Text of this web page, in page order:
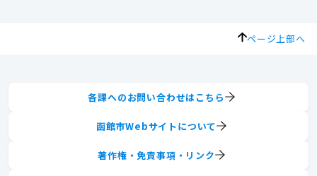
ページ上部へ
各課へのお問い合わせはこちら
函館市Webサイトについて
著作権・免責事項・リンク